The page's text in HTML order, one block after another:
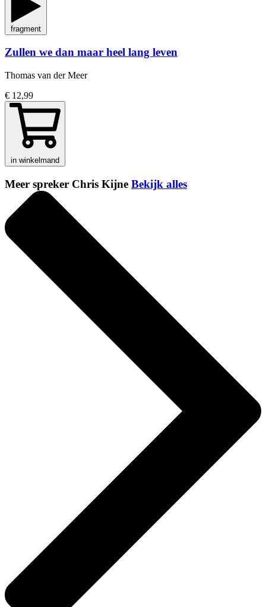
fragment
Zullen we dan maar heel lang leven
Thomas van der Meer
€ 12,99
in winkelmand
Meer spreker Chris Kijne Bekijk alles